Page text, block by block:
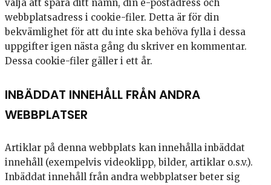
välja att spara ditt namn, din e-postadress och
webbplatsadress i cookie-filer. Detta är för din
bekvämlighet för att du inte ska behöva fylla i dessa
uppgifter igen nästa gång du skriver en kommentar.
Dessa cookie-filer gäller i ett år.
INBÄDDAT INNEHÅLL FRÅN ANDRA
WEBBPLATSER
Artiklar på denna webbplats kan innehålla inbäddat
innehåll (exempelvis videoklipp, bilder, artiklar o.s.v.).
Inbäddat innehåll från andra webbplatser beter sig